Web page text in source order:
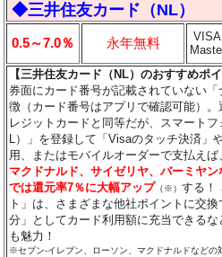
◆三井住友カード（NL）
0.5～7.0％ 永年無料
VISA
【三井住友カード（NL）のおすすめポイ
券面にカード番号が記載されていない
徴（カード番号はアプリで確認可能）
レジットカードと同等だが、スマート
L）」を登録して「Visaのタッチ決済」
用、またはモバイルオーダーで支払えば
マクドナルド、サイゼリヤ、バーミヤ
では還元率7％に大幅アップ （※）する！
ト」は、さまざまな他社ポイントに交
分」としてカード利用額に充当できる
も魅力！
※セブン‐イレブン、ローソン、マクドナルドなど